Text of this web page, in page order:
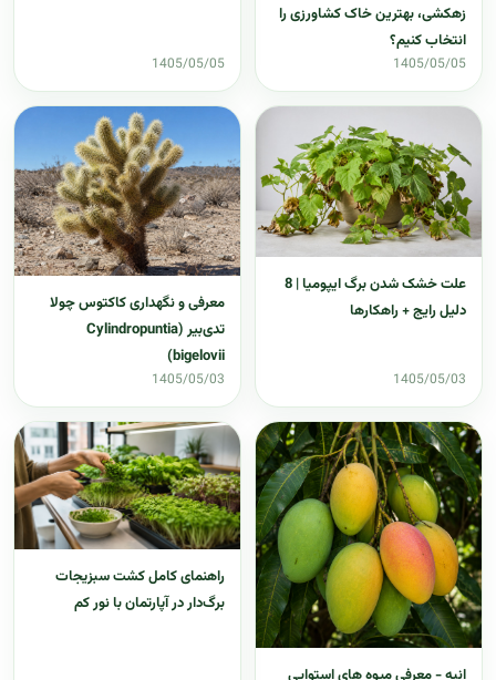
زهکشی، بهترین خاک کشاورزی را
انتخاب کنیم؟
1405/05/05
1405/05/05
علت خشک شدن برگ ایپومیا | 8
دلیل رایج + راهکارها
1405/05/03
معرفی و نگهداری کاکتوس چولا
تدی‌بیر (Cylindropuntia
bigelovii)
1405/05/03
انبه - معرفی میوه های استوایی
راهنمای کامل کشت سبزیجات
برگ‌دار در آپارتمان با نور کم